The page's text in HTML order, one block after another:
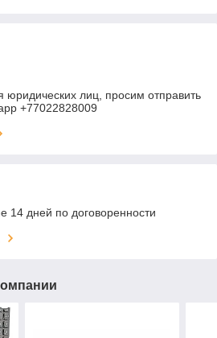
лиц, просим отправить
+77022828009
14 дней по договоренности